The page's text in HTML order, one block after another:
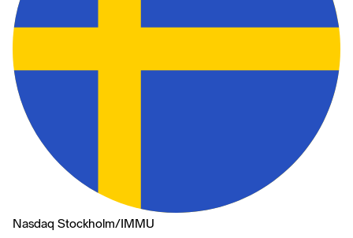
Nasdaq Stockholm/IMMU